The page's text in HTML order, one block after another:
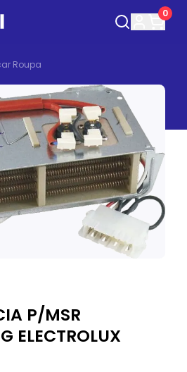
0
Roupa
P/MSR
ELECTROLUX